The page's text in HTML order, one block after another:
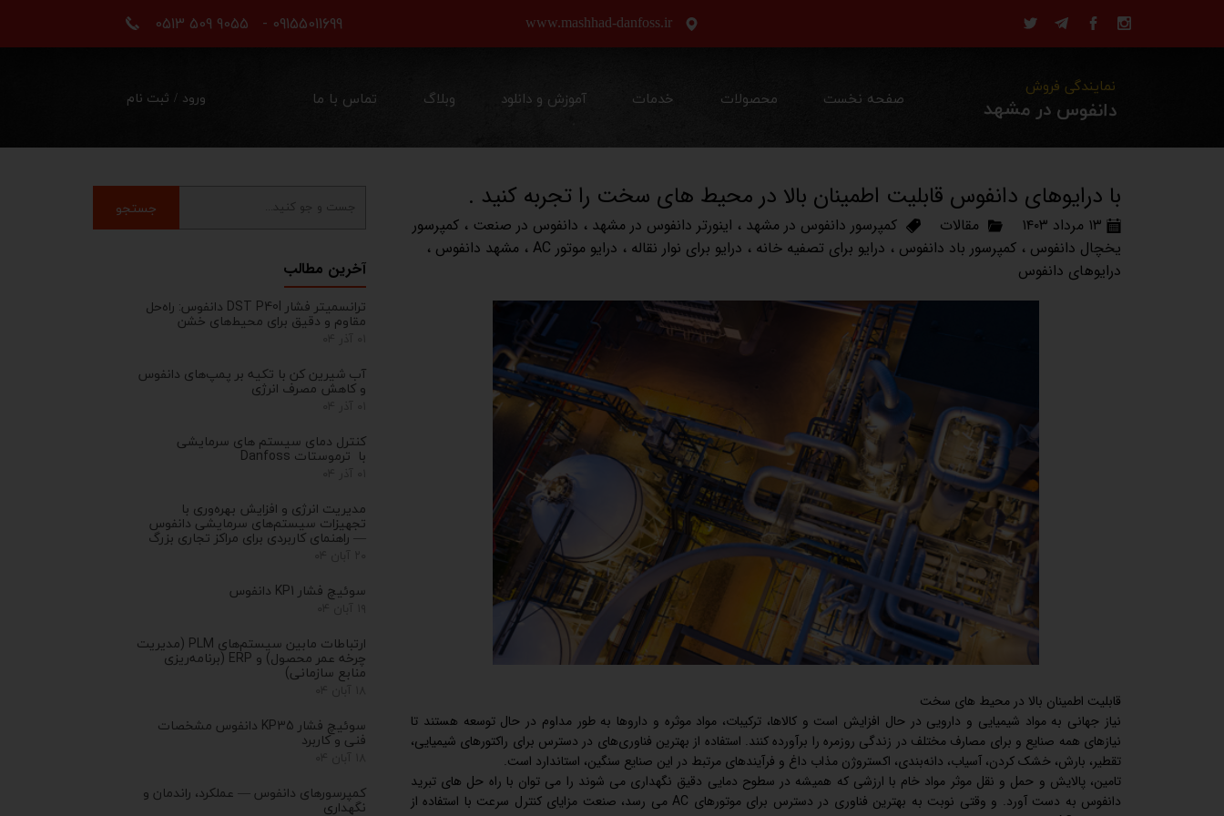
www.mashhad-danfoss.ir
نمایندگی فروش
صفحه نخست محصولات خدمات آموزش و دانلود وبلاگ تماس با ما ورود / ثبت نام
خروج از حساب کاربری
دانفوس در مشهد
با درایوهای دانفوس قابلیت اطمینان بالا در محیط های سخت را تجربه کنید .
۱۳ مرداد ۱۴۰۳ مقالات کمپرسور دانفوس در مشهد ، اینورتر دانفوس در مشهد ، دانفوس در صنعت ، کمپرسور
یخچال دانفوس ، کمپرسور باد دانفوس ، درایو برای تصفیه خانه ، درایو برای نوار نقاله ، درایو موتور AC ، مشهد دانفوس ،
درایوهای دانفوس
قابلیت اطمینان بالا در محیط های سخت
نیاز جهانی به مواد شیمیایی و دارویی در حال افزایش است و کالاها، ترکیبات، مواد موثره و داروها به طور مداوم در حال توسعه هستند تا
نیازهای همه صنایع و برای مصارف مختلف در زندگی روزمره را برآورده کنند. استفاده از بهترین فناوری‌های در دسترس برای راکتورهای شیمیایی،
تقطیر، بارش، خشک کردن، آسیاب، دانه‌بندی، اکستروژن مذاب داغ و فرآیندهای مرتبط در این صنایع سنگین، استاندارد است.
تامین، پالایش و حمل و نقل موثر مواد خام با ارزشی که همیشه در سطوح دمایی دقیق نگهداری می شوند را می توان با راه حل های تبرید
دانفوس به دست آورد. و وقتی نوبت به بهترین فناوری در دسترس برای موتورهای AC می رسد، صنعت مزایای کنترل سرعت با استفاده از
آخرین مطالب
ترانسمیتر فشار DST P40I دانفوس: راه‌حل
مقاوم و دقیق برای محیط‌های خشن
آب شیرین کن با تکیه بر پمپ‌های دانفوس
و کاهش مصرف انرژی
کنترل‌ دمای سیستم های سرمایشی
با ترموستات Danfoss
مدیریت انرژی و افزایش بهره‌وری با
تجهیزات سیستم‌های سرمایشی دانفوس
— راهنمای کاربردی برای مراکز تجاری بزرگ
سوئیچ فشار KP1 دانفوس
ارتباطات مابین سیستم‌های PLM (مدیریت
چرخه عمر محصول) و ERP (برنامه‌ریزی
منابع سازمانی)
سوئیچ فشار KP35 دانفوس مشخصات
فنی و کاربرد
کمپرسورهای دانفوس — عملکرد، راندمان و
نگهداری
جستجو